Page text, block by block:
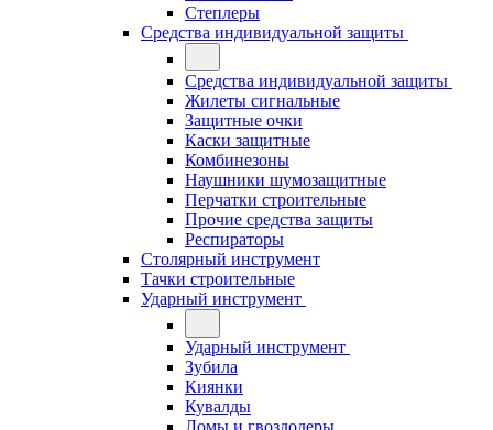
Степлеры
Средства индивидуальной защиты
Средства индивидуальной защиты
Жилеты сигнальные
Защитные очки
Каски защитные
Комбинезоны
Наушники шумозащитные
Перчатки строительные
Прочие средства защиты
Респираторы
Столярный инструмент
Тачки строительные
Ударный инструмент
Ударный инструмент
Зубила
Киянки
Кувалды
Ломы и гвоздодеры